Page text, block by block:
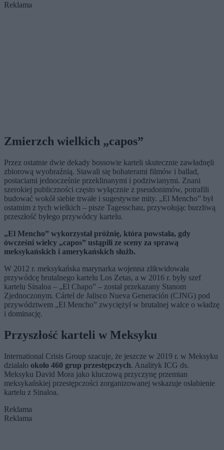
Reklama
Zmierzch wielkich „capos”
Przez ostatnie dwie dekady bossowie karteli skutecznie zawładnęli
zbiorową wyobraźnią. Stawali się bohaterami filmów i ballad,
postaciami jednocześnie przeklinanymi i podziwianymi. Znani
szerokiej publiczności często wyłącznie z pseudonimów, potrafili
budować wokół siebie trwałe i sugestywne mity. „El Mencho” był
ostatnim z tych wielkich – pisze Tagesschau, przywołując burzliwą
przeszłość byłego przywódcy kartelu.
„El Mencho” wykorzystał próżnię, która powstała, gdy
ówcześni wielcy „capos” ustąpili ze sceny za sprawą
meksykańskich i amerykańskich służb.
W 2012 r. meksykańska marynarka wojenna zlikwidowała
przywódcę brutalnego kartelu Los Zetas, a w 2016 r. były szef
kartelu Sinaloa – „El Chapo” – został przekazany Stanom
Zjednoczonym. Cártel de Jalisco Nueva Generación (CJNG) pod
przywództwem „El Mencho” zwyciężył w brutalnej walce o władzę
i dominację.
Przyszłość karteli w Meksyku
International Crisis Group szacuje, że jeszcze w 2019 r. w Meksyku
działało około 460 grup przestępczych. Analityk ICG ds.
Meksyku David Mora jako kluczową przyczynę przemian
meksykańskiej przestępczości zorganizowanej wskazuje osłabienie
kartelu z Sinaloa.
Reklama
Reklama